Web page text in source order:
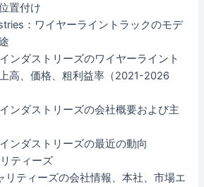
置付け
：ワイヤーライントラックのモデ
ンダストリーズのワイヤーライント
高、価格、粗利益率（2021-2026
ンダストリーズの会社概要および主
ンダストリーズの最近の動向
ティーズ
リティーズの会社情報、本社、市場エ